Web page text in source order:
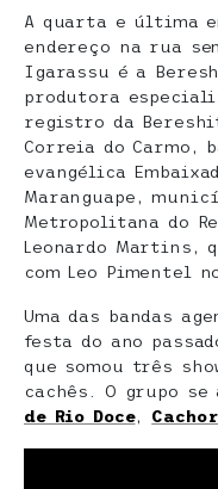
A quarta e última
endereço na rua
Igarassu é a
produtora
registro da
Correia do Carmo,
evangélica
Maranguape,
Metropolitana do
Leonardo Martins,
com Leo Pimentel
Uma das bandas
festa do ano
que somou três
cachês. O grupo
de Rio Doce,